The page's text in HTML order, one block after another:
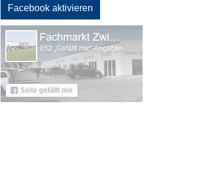
Facebook aktivieren